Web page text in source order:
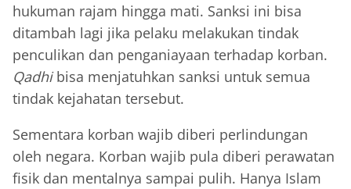
hukuman rajam hingga mati. Sanksi ini bisa
ditambah lagi jika pelaku melakukan tindak
penculikan dan penganiayaan terhadap korban.
Qadhibisa menjatuhkan sanksi untuk semua
tindak kejahatan tersebut.
Sementara korban wajib diberi perlindungan
oleh negara. Korban wajib pula diberi perawatan
fisik dan mentalnya sampai pulih. Hanya Islam